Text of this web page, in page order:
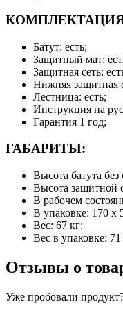
Батут: есть;
Защитный мат:
Защитная сеть:
Нижняя защитная
Лестница: есть;
Инструкция на
Гарантия 1 год;
ГАБАРИТЫ:
Высота батута без
Высота защитной
В рабочем
В упаковке: 170 х
Вес: 67 кг;
Вес в упаковке: 71
Отзывы о
Уже пробовали